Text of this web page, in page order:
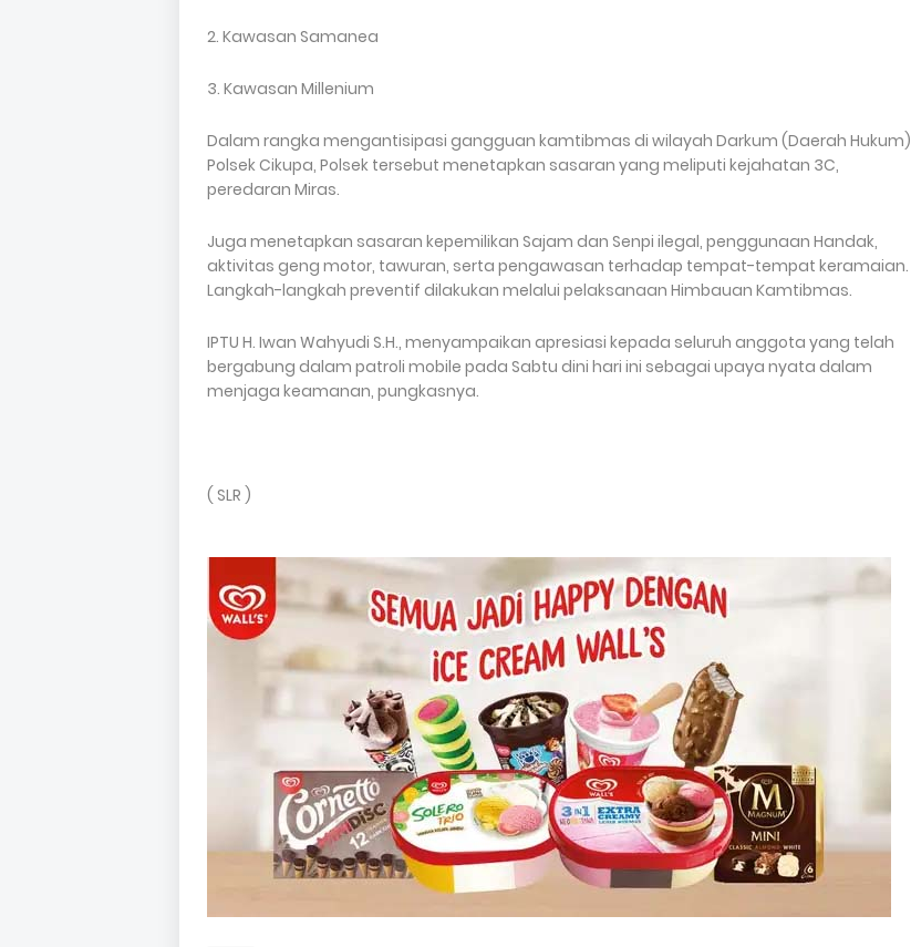
2. Kawasan Samanea
3. Kawasan Millenium
Dalam rangka mengantisipasi gangguan kamtibmas di wilayah Darkum (Daerah Hukum)
Polsek Cikupa, Polsek tersebut menetapkan sasaran yang meliputi kejahatan 3C,
peredaran Miras.
Juga menetapkan sasaran kepemilikan Sajam dan Senpi ilegal, penggunaan Handak,
aktivitas geng motor, tawuran, serta pengawasan terhadap tempat-tempat keramaian.
Langkah-langkah preventif dilakukan melalui pelaksanaan Himbauan Kamtibmas.
IPTU H. Iwan Wahyudi S.H., menyampaikan apresiasi kepada seluruh anggota yang telah
bergabung dalam patroli mobile pada Sabtu dini hari ini sebagai upaya nyata dalam
menjaga keamanan, pungkasnya.
( SLR )